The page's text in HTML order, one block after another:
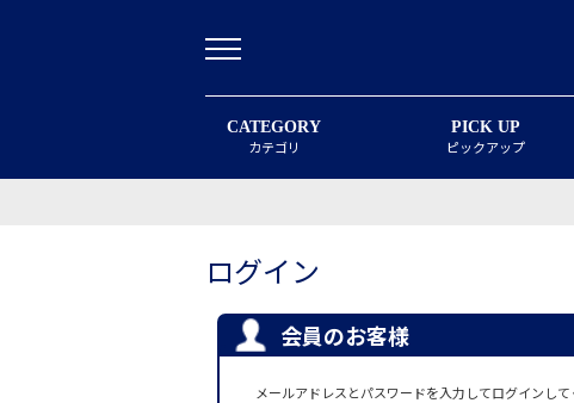
CATEGORY
カテゴリ
PICK UP
ピックアップ
ログイン
会員のお客様
メールアドレスとパスワードを入力してログインして